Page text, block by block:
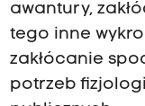
awantury,
tego inne
zakłócanie
potrzeb